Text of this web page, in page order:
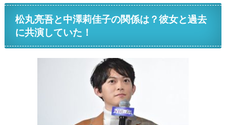
松丸亮吾と中澤莉佳子の関係は？彼女と過去
に共演していた！